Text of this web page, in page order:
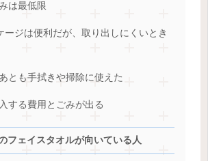
は最低限
ージは便利だが、取り出しにくいとき
とも手拭きや掃除に使えた
する費用とごみが出る
フェイスタオルが向いている人